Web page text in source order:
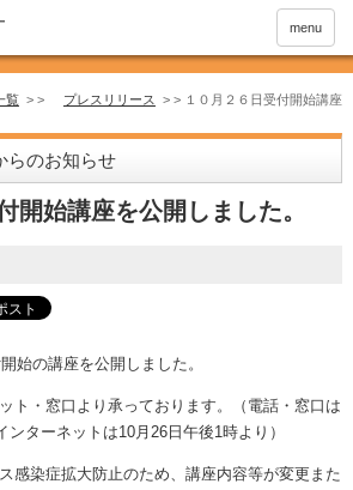
menu
覧 > > プレスリリース > > １０月２６日受付開始講座
らのお知らせ
開始講座を公開しました。
始の講座を公開しました。
ト・窓口より承っております。（電話・窓口は
ンターネットは10月26日午後1時より）
感染症拡大防止のため、講座内容等が変更また